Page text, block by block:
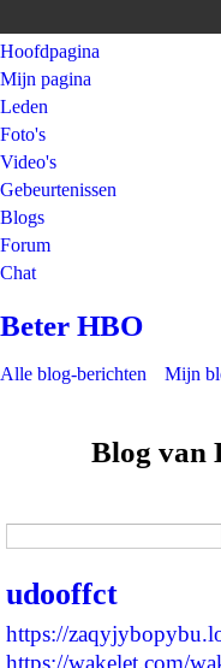
Hoofdpagina
Mijn pagina
Leden
Foto's
Video's
Gebeurtenissen
Blogs
Forum
Chat
Beter HBO
Alle blog-berichten Mijn
Blog van
udooffct
https://